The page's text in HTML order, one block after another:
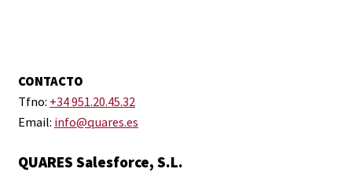
CONTACTO
Tfno: +34 951.20.45.32
Email: info@quares.es
QUARES Salesforce, S.L.